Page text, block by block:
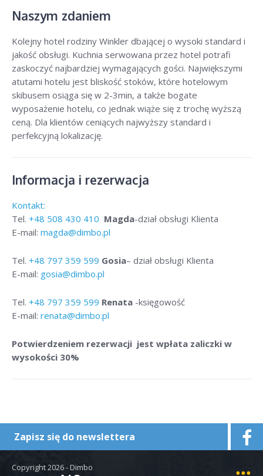
Naszym zdaniem
Kolejny hotel rodziny Winkler dbającej o wysoki standard i
jakość obsługi. Kuchnia serwowana przez hotel potrafi
zaskoczyć najbardziej wymagających gości. Największymi
atutami hotelu jest bliskość stoków, które hotelowym
skibusem osiąga się w 2-3min, a także bogate
wyposażenie hotelu, co jednak wiąże się z trochę wyższą
ceną. Dla klientów ceniących najwyższy standard i
perfekcyjną lokalizację.
Informacja i rezerwacja
Kontakt:
Tel. +48 508 430 410 Magda-dział obsługi Klienta
E-mail: magda@dimbo.pl
Tel. +48 797 359 599 Gosia– dział obsługi Klienta
E-mail: gosia@dimbo.pl
Tel. +48 797 359 599 Renata -księgowość
E-mail: renata@dimbo.pl
Potwierdzeniem rezerwacji jest wpłata zaliczki w
wysokości 30%
Zapisz się do newslettera
Copyright 2026 - Dimbo